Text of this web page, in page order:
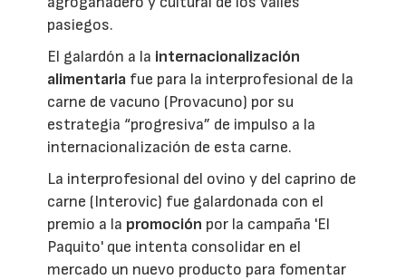
pasiegos.
El galardón a la internacionalización
alimentaria fue para la interprofesional de la
carne de vacuno (Provacuno) por su
estrategia “progresiva” de impulso a la
internacionalización de esta carne.
La interprofesional del ovino y del caprino de
carne (Interovic) fue galardonada con el
premio a la promoción por la campaña 'El
Paquito' que intenta consolidar en el
mercado un nuevo producto para fomentar